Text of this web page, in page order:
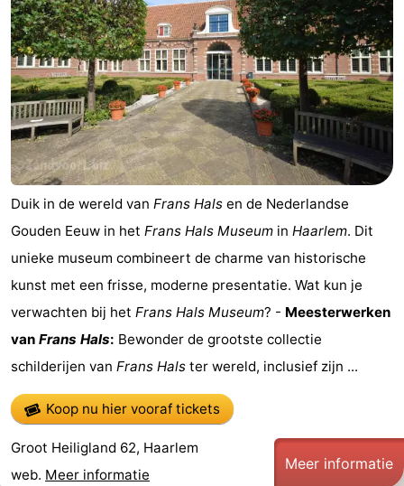
Duik in de wereld van Frans Hals en de Nederlandse
Gouden Eeuw in het Frans Hals Museum in Haarlem. Dit
unieke museum combineert de charme van historische
kunst met een frisse, moderne presentatie. Wat kun je
verwachten bij het Frans Hals Museum? - Meesterwerken
van Frans Hals: Bewonder de grootste collectie
schilderijen van Frans Hals ter wereld, inclusief zijn ...
Koop nu hier vooraf tickets
Groot Heiligland 62, Haarlem
web. Meer informatie
Meer informatie